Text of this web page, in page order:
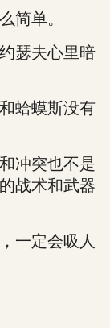
单。
瑟夫心里暗
蛤蟆斯没有
冲突也不是
战术和武器
一定会吸人